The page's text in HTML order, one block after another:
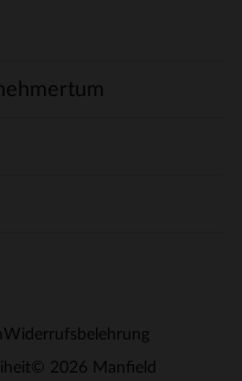
Widerrufsbelehrung
© 2026 Manfield